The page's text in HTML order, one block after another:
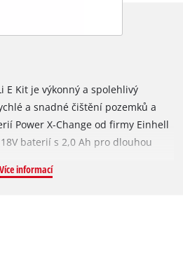
E Kit je výkonný a spolehlivý
a snadné čištění pozemků a
Power X-Change od firmy Einhell
baterií s 2,0 Ah pro dlouhou
na kterém se uživateli
Prostřednictvím elektronické
Více informací